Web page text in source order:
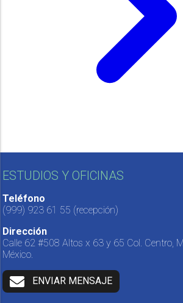
ESTUDIOS Y OFICINAS
Teléfono
(999) 923 61 55 (recepción)
Dirección
Calle 62 #508 Altos x 63 y 65 Col. Centro,
México.
ENVIAR MENSAJE